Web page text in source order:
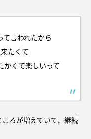
て言われたから
たくて
かくて楽しいって
ろが増えていて、継続